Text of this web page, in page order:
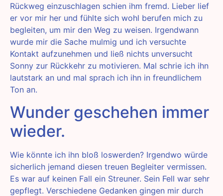
Rückweg einzuschlagen schien ihm fremd. Lieber lief
er vor mir her und fühlte sich wohl berufen mich zu
begleiten, um mir den Weg zu weisen. Irgendwann
wurde mir die Sache mulmig und ich versuchte
Kontakt aufzunehmen und ließ nichts unversucht
Sonny zur Rückkehr zu motivieren. Mal schrie ich ihn
lautstark an und mal sprach ich ihn in freundlichem
Ton an.
Wunder geschehen immer
wieder.
Wie könnte ich ihn bloß loswerden? Irgendwo würde
sicherlich jemand diesen treuen Begleiter vermissen.
Es war auf keinen Fall ein Streuner. Sein Fell war sehr
gepflegt. Verschiedene Gedanken gingen mir durch